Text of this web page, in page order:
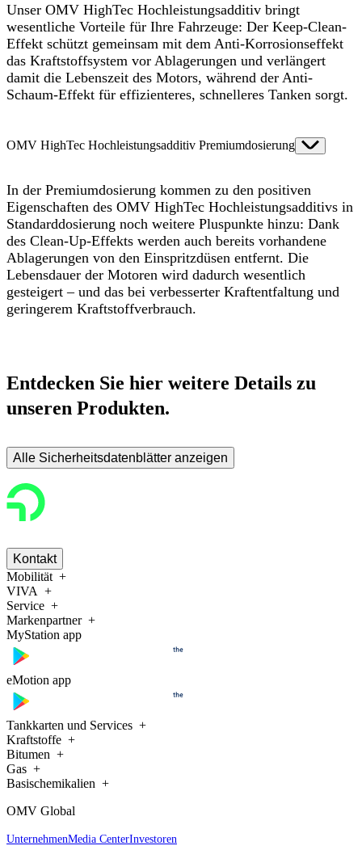
Unser OMV HighTec Hochleistungsadditiv bringt
wesentliche Vorteile für Ihre Fahrzeuge: Der Keep-Clean-
Effekt schützt gemeinsam mit dem Anti-Korrosionseffekt
das Kraftstoffsystem vor Ablagerungen und verlängert
damit die Lebenszeit des Motors, während der Anti-
Schaum-Effekt für effizienteres, schnelleres Tanken sorgt.
OMV HighTec Hochleistungsadditiv Premiumdosierung
In der Premiumdosierung kommen zu den positiven
Eigenschaften des OMV HighTec Hochleistungsadditivs in
Standarddosierung noch weitere Pluspunkte hinzu: Dank
des Clean-Up-Effekts werden auch bereits vorhandene
Ablagerungen von den Einspritzdüsen entfernt. Die
Lebensdauer der Motoren wird dadurch wesentlich
gesteigert – und das bei verbesserter Kraftentfaltung und
geringerem Kraftstoffverbrauch.
Entdecken Sie hier weitere Details zu
unseren Produkten.
Alle Sicherheitsdatenblätter anzeigen
Kontakt
Mobilität
VIVA
Service
Markenpartner
MyStation app
eMotion app
Tankkarten und Services
Kraftstoffe
Bitumen
Gas
Basischemikalien
OMV Global
UnternehmenMedia CenterInvestoren